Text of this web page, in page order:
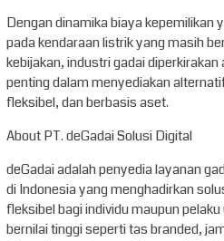
Dengan dinamika biaya kepemilikan
pada kendaraan listrik yang masih
kebijakan, industri gadai
penting dalam menyediakan
fleksibel, dan berbasis aset.
About PT. deGadai Solusi Digital
deGadai adalah penyedia layanan
di Indonesia yang menghadirkan
fleksibel bagi individu maupun
bernilai tinggi seperti tas branded,